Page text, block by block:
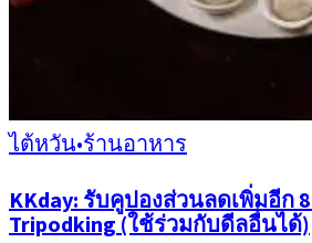
ไต้หวัน•ร้านอาหาร
KKday: รับคูปองส่วนลดเพิ่มอีก
Tripodking (ใช้ร่วมกับดีลอื่นได้)